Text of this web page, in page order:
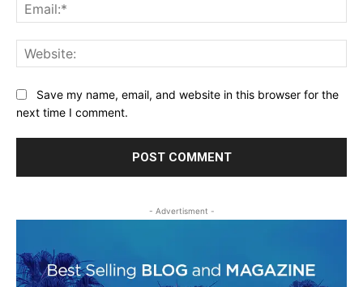
Save my name, email, and website in this browser for the
next time I comment.
- Advertisment -